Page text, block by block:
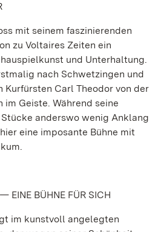
mit seinem faszinierenden
zu Voltaires Zeiten ein
und Unterhaltung.
nach Schwetzingen und
Kurfürsten Carl Theodor von der
im Geiste. Während seine
anderswo wenig Anklang
eine imposante Bühne mit
EINE BÜHNE FÜR SICH
im kunstvoll angelegten